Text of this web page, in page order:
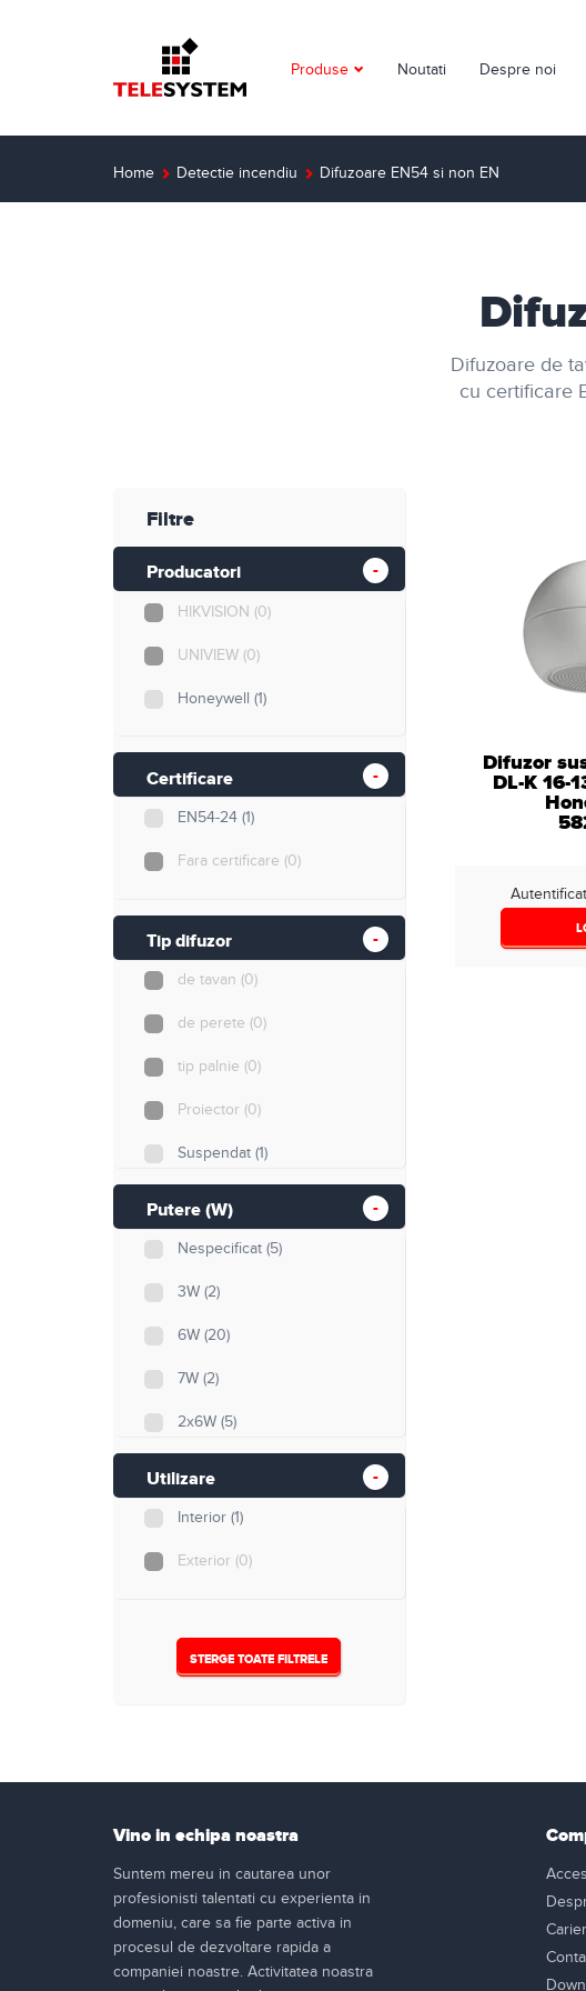
Produse
Detectie incendiu
Cabluri si accesorii
Noutati Despre noi
Home Detectie incendiu Difuzoare EN54 si non EN
Difuzoare de
cu certificare
Filtre
Producatori
HIKVISION (0)
UNIVIEW (0)
Honeywell (1)
Certificare
EN54-24 (1)
Fara certificare (0)
Tip difuzor
de tavan (0)
de perete (0)
tip palnie (0)
Proiector (0)
Suspendat (1)
Putere (W)
Nespecificat (5)
3W (2)
6W (20)
7W (2)
2x6W (5)
15W (8)
16W (1)
24W(1)
25W(2)
130W(2)
160W(2)
(2)
Utilizare
Interior (1)
Exterior (0)
STERGE TOATE FILTRELE
Difuzor
DL-K 16-
Vino in echipa noastra
Suntem mereu in cautarea unor
profesionisti talentati cu experienta in
domeniu, care sa fie parte activa in
procesul de dezvoltare rapida a
companiei noastre. Activitatea noastra